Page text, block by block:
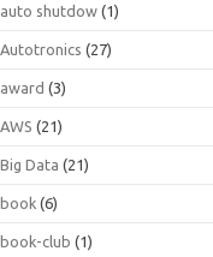
auto shutdow (1)
Autotronics (27)
award (3)
AWS (21)
Big Data (21)
book (6)
book-club (1)